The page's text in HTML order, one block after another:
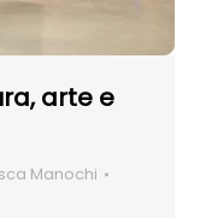
arte e
Manochi